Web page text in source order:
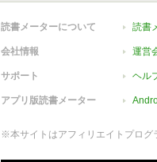
読書メーターについて 読書
会社情報 運営
サポート ヘル
アプリ版読書メーター
※本サイトはアフィリエイトプログ